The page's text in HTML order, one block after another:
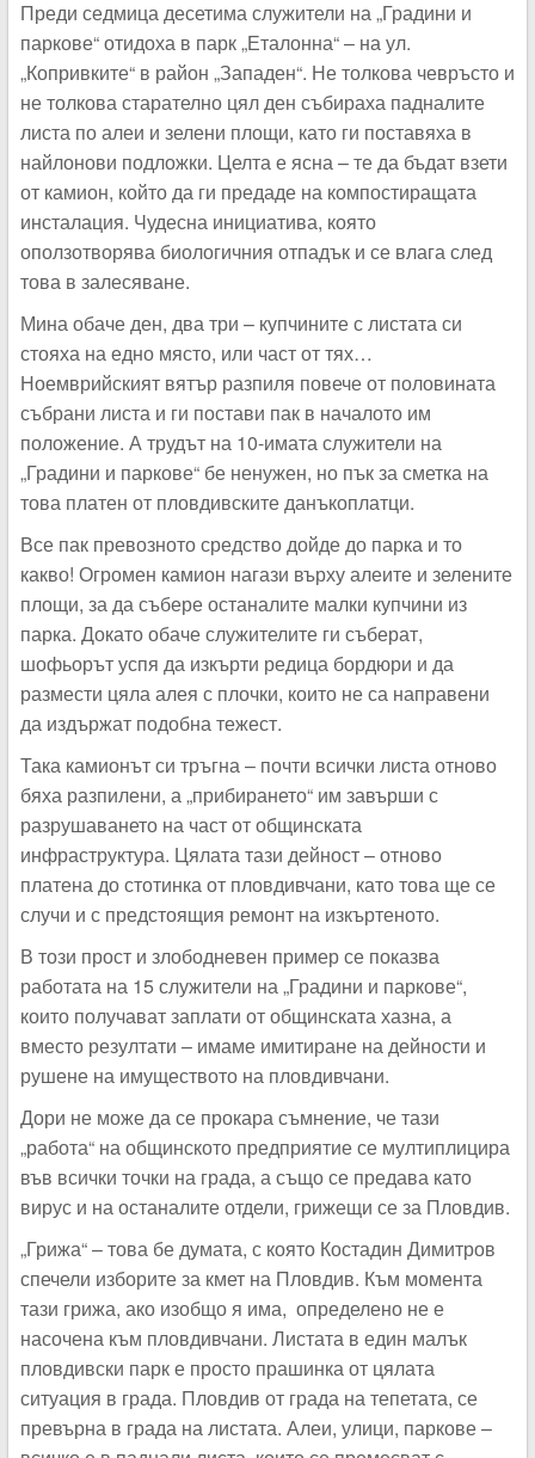
Преди седмица десетима служители на „Градини и
паркове“ отидоха в парк „Еталонна“ – на ул.
„Копривките“ в район „Западен“. Не толкова чевръсто и
не толкова старателно цял ден събираха падналите
листа по алеи и зелени площи, като ги поставяха в
найлонови подложки. Целта е ясна – те да бъдат взети
от камион, който да ги предаде на компостиращата
инсталация. Чудесна инициатива, която
оползотворява биологичния отпадък и се влага след
това в залесяване.
Мина обаче ден, два три – купчините с листата си
стояха на едно място, или част от тях…
Ноемврийският вятър разпиля повече от половината
събрани листа и ги постави пак в началото им
положение. А трудът на 10-имата служители на
„Градини и паркове“ бе ненужен, но пък за сметка на
това платен от пловдивските данъкоплатци.
Все пак превозното средство дойде до парка и то
какво! Огромен камион нагази върху алеите и зелените
площи, за да събере останалите малки купчини из
парка. Докато обаче служителите ги съберат,
шофьорът успя да изкърти редица бордюри и да
размести цяла алея с плочки, които не са направени
да издържат подобна тежест.
Така камионът си тръгна – почти всички листа отново
бяха разпилени, а „прибирането“ им завърши с
разрушаването на част от общинската
инфраструктура. Цялата тази дейност – отново
платена до стотинка от пловдивчани, като това ще се
случи и с предстоящия ремонт на изкъртеното.
В този прост и злободневен пример се показва
работата на 15 служители на „Градини и паркове“,
които получават заплати от общинската хазна, а
вместо резултати – имаме имитиране на дейности и
рушене на имуществото на пловдивчани.
Дори не може да се прокара съмнение, че тази
„работа“ на общинското предприятие се мултиплицира
във всички точки на града, а също се предава като
вирус и на останалите отдели, грижещи се за Пловдив.
„Грижа“ – това бе думата, с която Костадин Димитров
спечели изборите за кмет на Пловдив. Към момента
тази грижа, ако изобщо я има, определено не е
насочена към пловдивчани. Листата в един малък
пловдивски парк е просто прашинка от цялата
ситуация в града. Пловдив от града на тепетата, се
превърна в града на листата. Алеи, улици, паркове –